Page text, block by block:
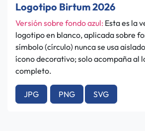
Logotipo Birtum 2026
Versión sobre fondo azul: Esta es la
logotipo en blanco, aplicada sobre
símbolo (círculo) nunca se usa
ícono decorativo; solo acompaña al
completo.
JPG PNG SVG